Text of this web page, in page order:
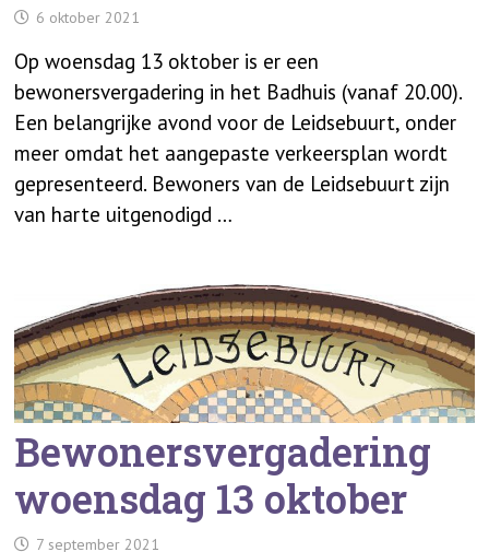
6 oktober 2021
Op woensdag 13 oktober is er een
bewonersvergadering in het Badhuis (vanaf 20.00).
Een belangrijke avond voor de Leidsebuurt, onder
meer omdat het aangepaste verkeersplan wordt
gepresenteerd. Bewoners van de Leidsebuurt zijn
van harte uitgenodigd …
Bewonersvergadering
woensdag 13 oktober
7 september 2021